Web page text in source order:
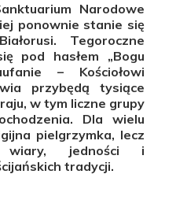
Narodowe
ponownie stanie się
Tegoroczne
pod hasłem „Bogu
– Kościołowi
przybędą tysiące
w tym liczne grupy
Dla wielu
pielgrzymka, lecz
wiary, jedności i
tradycji.